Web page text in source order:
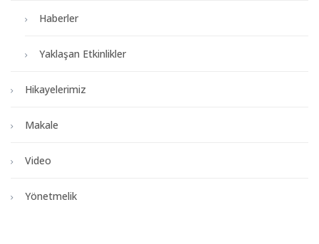
Haberler
Yaklaşan Etkinlikler
Hikayelerimiz
Makale
Video
Yönetmelik